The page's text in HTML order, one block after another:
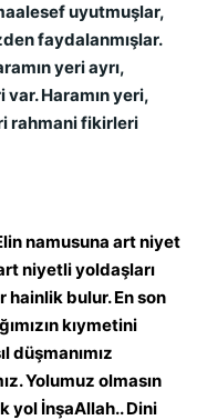
uyutmuşlar,
faydalanmışlar.
yeri ayrı,
Haramın yeri,
rahmani fikirleri
namusuna art niyet
niyetli yoldaşları
bulur. En son
kıymetini
düşmanımız
Yolumuz olmasın
yol İnşaAllah.. Dini